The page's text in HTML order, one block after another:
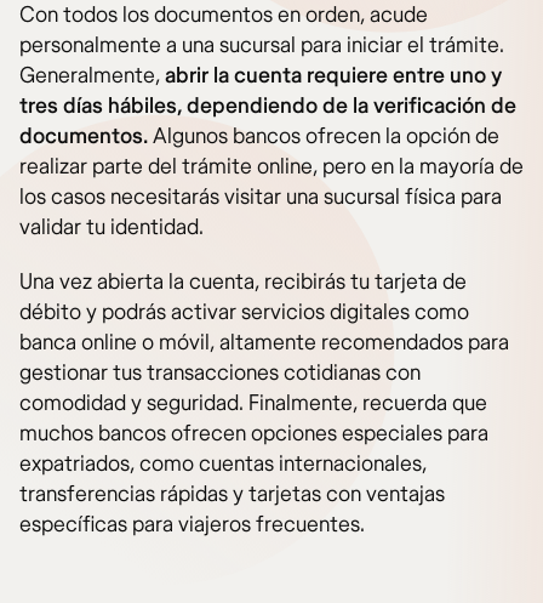
Con todos los documentos en orden, acude
personalmente a una sucursal para iniciar el trámite.
Generalmente,abrir la cuenta requiere entre uno y
tres días hábiles, dependiendo de la verificación de
documentos.Algunos bancos ofrecen la opción de
realizar parte del trámite online, pero en la mayoría de
los casos necesitarás visitar una sucursal física para
validar tu identidad.
Una vez abierta la cuenta, recibirás tu tarjeta de
débito y podrás activar servicios digitales como
banca online o móvil, altamente recomendados para
gestionar tus transacciones cotidianas con
comodidad y seguridad. Finalmente, recuerda que
muchos bancos ofrecen opciones especiales para
expatriados, como cuentas internacionales,
transferencias rápidas y tarjetas con ventajas
específicas para viajeros frecuentes.